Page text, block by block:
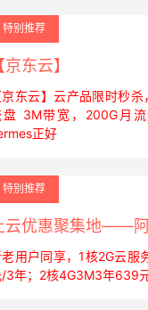
特别推荐
京东云】
京东云】云产品限时秒
盘 3M带宽，200G月
正好
特别推荐
云优惠聚集地——
用户同享，1核2G云服
3年；2核4G3M3年639